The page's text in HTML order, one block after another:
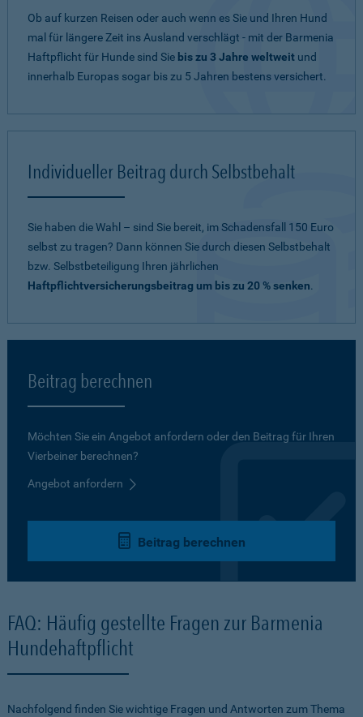
Ob auf kurzen Reisen oder auch wenn es Sie und Ihren Hund
mal für längere Zeit ins Ausland verschlägt - mit der Barmenia
Haftpflicht für Hunde sind Sie bis zu 3 Jahre weltweit und
innerhalb Europas sogar bis zu 5 Jahren bestens versichert.
Individueller Beitrag durch Selbstbehalt
Sie haben die Wahl – sind Sie bereit, im Schadensfall 150 Euro
selbst zu tragen? Dann können Sie durch diesen Selbstbehalt
bzw. Selbstbeteiligung Ihren jährlichen
Haftpflichtversicherungsbeitrag um bis zu 20 % senken.
Beitrag berechnen
Möchten Sie ein Angebot anfordern oder den Beitrag für Ihren
Vierbeiner berechnen?
Angebot anfordern
Beitrag berechnen
FAQ: Häufig gestellte Fragen zur Barmenia
Hundehaftpflicht
Nachfolgend finden Sie wichtige Fragen und Antworten zum Thema